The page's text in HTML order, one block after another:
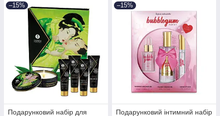
–15%
Подарунковий набір для
–15%
Подарунковий інтимний набір